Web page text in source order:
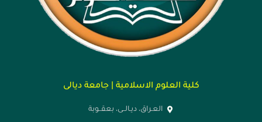
كلية العلوم الاسلامية | جامعة ديالى
العـراق، ديـالــى، بعقــوبة